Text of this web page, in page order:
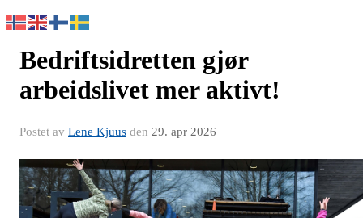
Bedriftsidretten gjør
arbeidslivet mer aktivt!
Postet av Lene Kjuus den 29. apr 2026